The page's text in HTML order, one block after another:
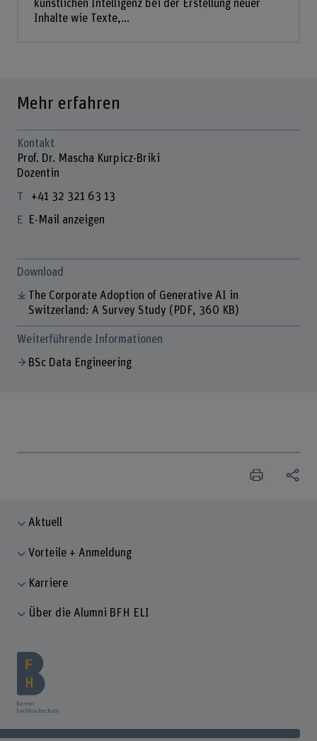
künstlichen Intelligenz bei der Erstellung neuer
Inhalte wie Texte,...
Mehr erfahren
Kontakt
Prof. Dr. Mascha Kurpicz-Briki
Dozentin
+41 32 321 63 13
E-Mail anzeigen
Download
The Corporate Adoption of Generative AI in
Switzerland: A Survey Study (PDF, 360 KB)
Weiterführende Informationen
BSc Data Engineering
Aktuell
Vorteile + Anmeldung
Karriere
Über die Alumni BFH ELI